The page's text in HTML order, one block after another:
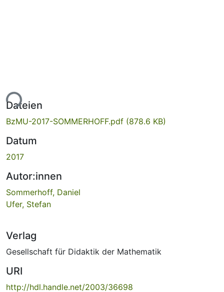
Dateien
BzMU-2017-SOMMERHOFF.pdf (878.6 KB)
Datum
2017
Autor:innen
Sommerhoff, Daniel
Ufer, Stefan
Verlag
Gesellschaft für Didaktik der Mathematik
URI
http://hdl.handle.net/2003/36698